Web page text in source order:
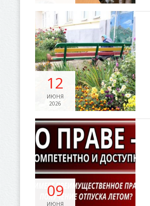
12
ИЮНЯ
2026
09
ИЮНЯ